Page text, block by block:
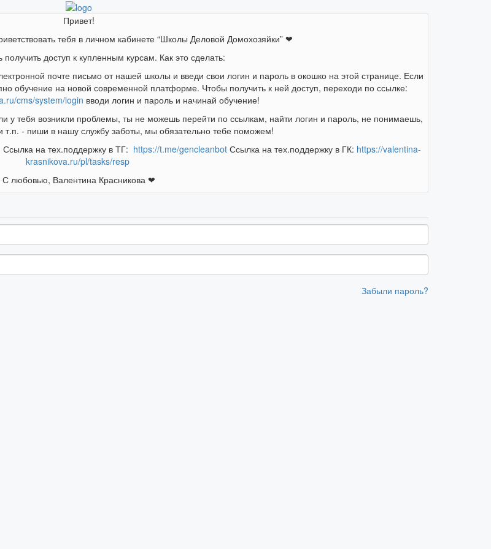
Привет!
тебя в личном кабинете “Школы Деловой Домохозяйки” ❤
доступ к купленным курсам. Как это сделать:
почте письмо от нашей школы и введи свои логин и пароль в окошко на этой странице. Если
обучение на новой современной платформе. Чтобы получить к ней доступ, переходи по ссылке:
cms/system/login вводи логин и пароль и начинай обучение!
у тебя возникли проблемы, ты не можешь перейти по ссылкам, найти логин и пароль, не понимаешь,
т.п. - пиши в нашу службу заботы, мы обязательно тебе поможем!
Ссылка на тех.поддержку в ТГ: https://t.me/gencleanbotСсылка на тех.поддержку в ГК: https://valentina-
krasnikova.ru/pl/tasks/resp
С любовью, Валентина Красникова ❤
Забыли пароль?